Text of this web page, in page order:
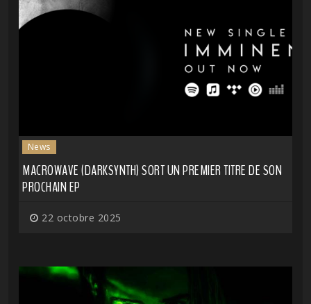
News
MACROWAVE (DARKSYNTH) SORT UN PREMIER TITRE DE SON
PROCHAIN EP
22 octobre 2025